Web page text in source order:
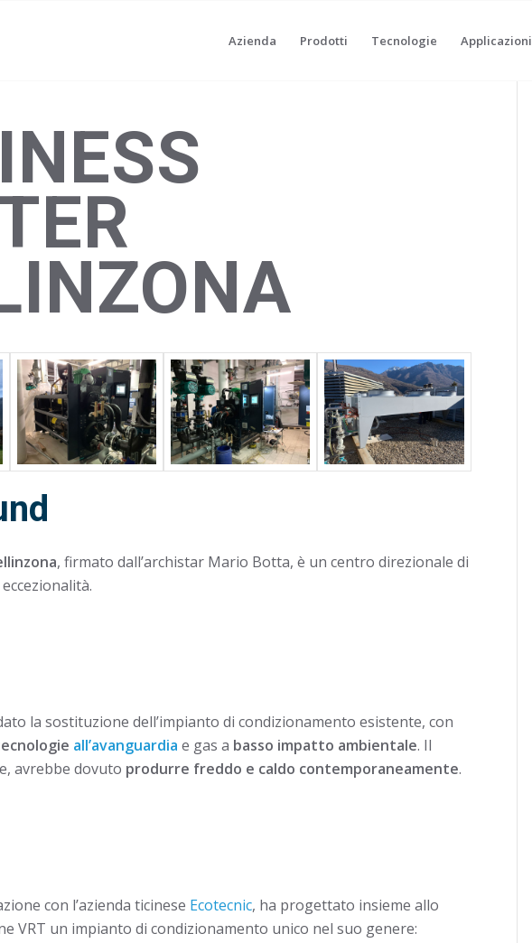
Azienda Prodotti Tecnologie Applicazioni
, firmato dall’archistar Mario Botta, è un centro direzionale di
la sostituzione dell’impianto di condizionamento esistente, con
all’avanguardia e gas a basso impatto ambientale. Il
avrebbe dovuto produrre freddo e caldo contemporaneamente.
con l’azienda ticinese Ecotecnic, ha progettato insieme allo
VRT un impianto di condizionamento unico nel suo genere: